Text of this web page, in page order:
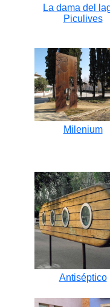
La dama del
Piculives
Milenium
Antiséptico